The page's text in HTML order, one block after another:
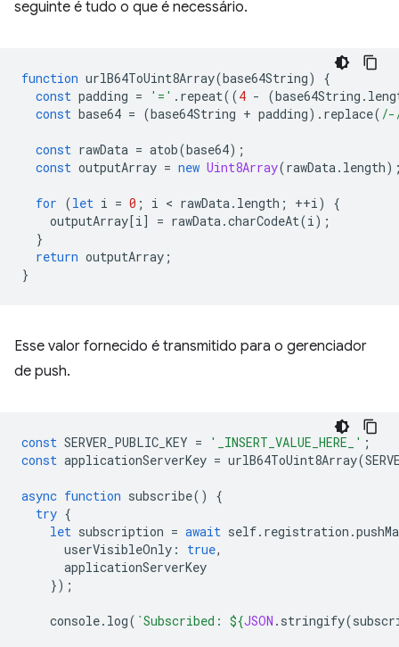
seguinte é tudo o que é necessário.
function urlB64ToUint8Array(base64String)
{
const padding = '=' . repeat((4 - (base64String .
const base64 = (base64String + padding). replace(
const rawData = atob(base64);
const outputArray = new Uint8Array(rawData. length
for (let i = 0 ; i < rawData. length ; ++i)
{
outputArray[i] = rawData.charCodeAt(i);
}
return outputArray ;
}
Esse valor fornecido é transmitido para o gerenciador
de push.
const SERVER_PUBLIC_KEY = '_INSERT_VALUE_HERE_' ;
const applicationServerKey = urlB64ToUint8Array(
async function subscribe()
{
try {
let subscription = await self. registration .
userVisibleOnly : true,
applicationServerKey
});
console. log( `Subscribed: ${JSON . stringify(